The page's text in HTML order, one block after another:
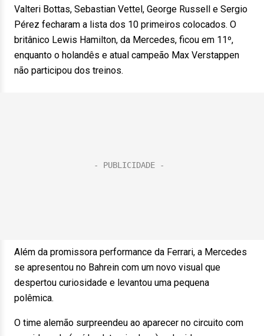
Valteri Bottas, Sebastian Vettel, George Russell e Sergio
Pérez fecharam a lista dos 10 primeiros colocados. O
britânico Lewis Hamilton, da Mercedes, ficou em 11º,
enquanto o holandês e atual campeão Max Verstappen
não participou dos treinos.
Além da promissora performance da Ferrari, a Mercedes
se apresentou no Bahrein com um novo visual que
despertou curiosidade e levantou uma pequena
polêmica.
O time alemão surpreendeu ao aparecer no circuito com